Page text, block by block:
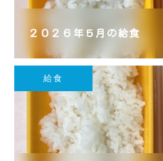
２０２６年５月の給食
給食